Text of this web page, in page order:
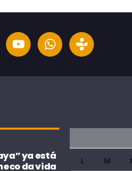
ya está
da vida
L M